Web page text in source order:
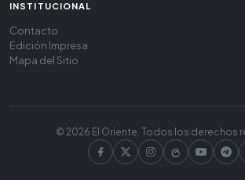
INSTITUCIONAL
Contacto
Edición Impresa
Mapa del Sitio
© 2026 El Oriente. Todos los derechos